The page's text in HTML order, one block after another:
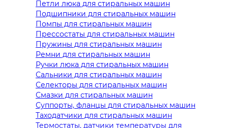
Петли люка для стиральных машин
Подшипники для стиральных машин
Помпы для стиральных машин
Прессостаты для стиральных машин
Пружины для стиральных машин
Ремни для стиральных машин
Ручки люка для стиральных машин
Сальники для стиральных машин
Селекторы для стиральных машин
Смазки для стиральных машин
Суппорты, фланцы для стиральных машин
Таходатчики для стиральных машин
Термостаты, датчики температуры для